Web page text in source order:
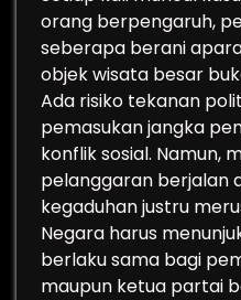
orang berpengaruh,
seberapa berani
objek wisata besar
Ada risiko tekanan
pemasukan jangka
konflik sosial. Namun,
pelanggaran berjalan
kegaduhan justru
Negara harus
berlaku sama bagi
maupun ketua partai